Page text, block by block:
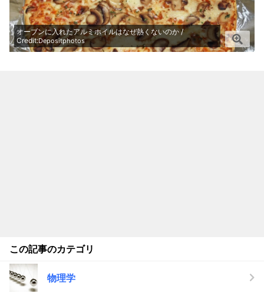
オーブンに入れたアルミホイルはなぜ熱くないのか /
Credit:Depositphotos
この記事のカテゴリ
物理学